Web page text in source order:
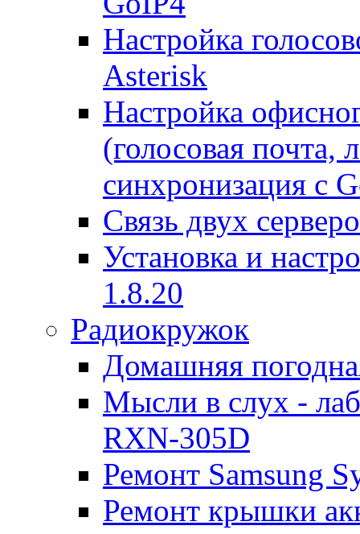
Настройка
Asterisk
Настройка
(голосовая почта,
синхронизация с
Связь двух
Установка и
1.8.20
Радиокружок
Домашняя
Мысли в слух -
RXN-305D
Ремонт Samsung
Ремонт крышки